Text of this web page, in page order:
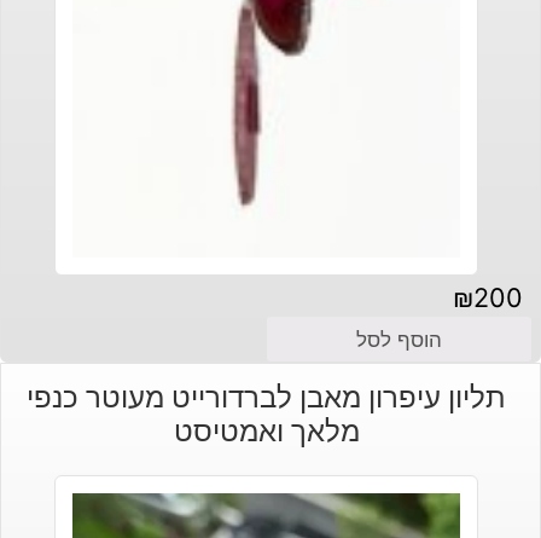
₪200
הוסף לסל
תליון עיפרון מאבן לברדורייט מעוטר כנפי
מלאך ואמטיסט